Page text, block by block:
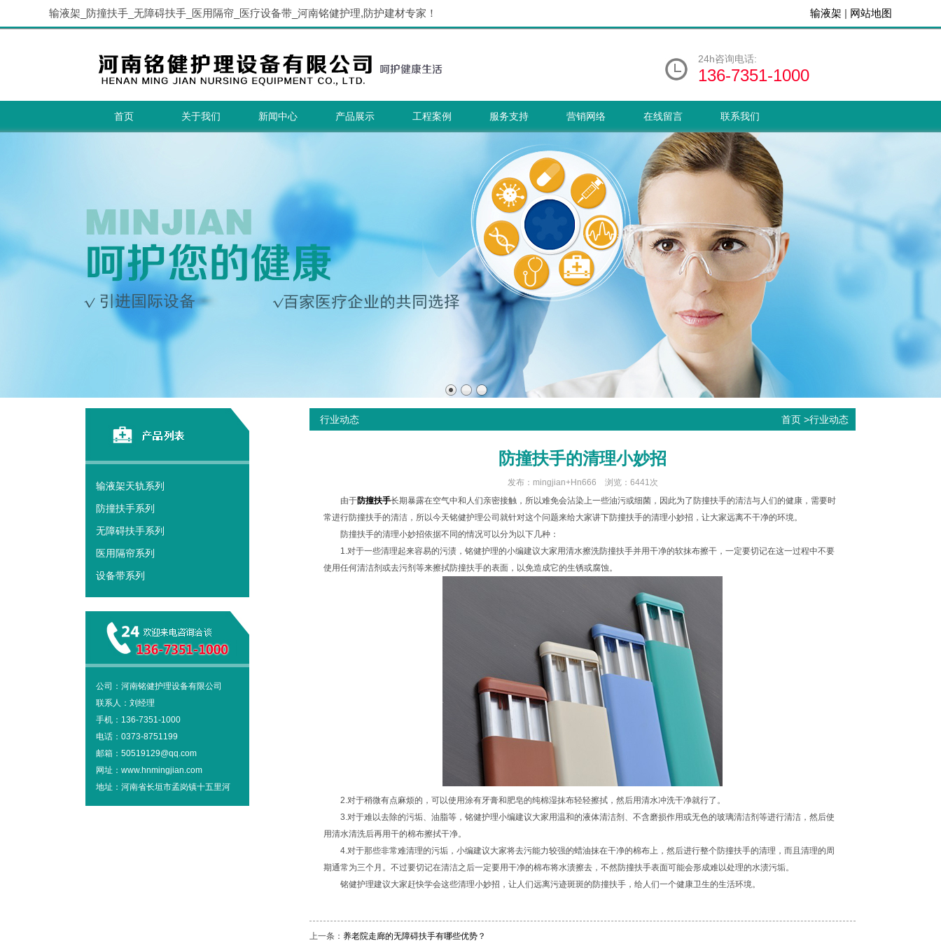
输液架_防撞扶手_无障碍扶手_医用隔帘_医疗设备带_河南铭健护理,防护建材专家！ 输液架 | 网站地图
24h咨询电话:
136-7351-1000
首页 关于我们 新闻中心 产品展示 工程案例 服务支持 营销网络 在线留言 联系我们
输液架天轨系列
防撞扶手系列
无障碍扶手系列
医用隔帘系列
设备带系列
公司：河南铭健护理设备有限公司
联系人：刘经理
手机：136-7351-1000
电话：0373-8751199
邮箱：50519129@qq.com
网址：www.hnmingjian.com
地址：河南省长垣市孟岗镇十五里河
行业动态 首页 >行业动态
防撞扶手的清理小妙招
发布：mingjian+Hn666 浏览：6441次
由于防撞扶手长期暴露在空气中和人们亲密接触，所以难免会沾染上一些油污或细菌，因此为了防撞扶手的清洁与人们的健康，需要时
常进行防撞扶手的清洁，所以今天铭健护理公司就针对这个问题来给大家讲下防撞扶手的清理小妙招，让大家远离不干净的环境。
防撞扶手的清理小妙招依据不同的情况可以分为以下几种：
1.对于一些清理起来容易的污渍，铭健护理的小编建议大家用清水擦洗防撞扶手并用干净的软抹布擦干，一定要切记在这一过程中不要
使用任何清洁剂或去污剂等来擦拭防撞扶手的表面，以免造成它的生锈或腐蚀。
2.对于稍微有点麻烦的，可以使用涂有牙膏和肥皂的纯棉湿抹布轻轻擦拭，然后用清水冲洗干净就行了。
3.对于难以去除的污垢、油脂等，铭健护理小编建议大家用温和的液体清洁剂、不含磨损作用或无色的玻璃清洁剂等进行清洁，然后使
用清水清洗后再用干的棉布擦拭干净。
4.对于那些非常难清理的污垢，小编建议大家将去污能力较强的蜡油抹在干净的棉布上，然后进行整个防撞扶手的清理，而且清理的周
期通常为三个月。不过要切记在清洁之后一定要用干净的棉布将水渍擦去，不然防撞扶手表面可能会形成难以处理的水渍污垢。
铭健护理建议大家赶快学会这些清理小妙招，让人们远离污迹斑斑的防撞扶手，给人们一个健康卫生的生活环境。
上一条： 养老院走廊的无障碍扶手有哪些优势？